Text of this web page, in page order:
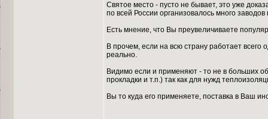
Святое место - пусто не бывает, это уже
по всей России организовалось много заводов
Есть мнение, что Вы преувеличиваете
В прочем, если на всю страну работает
реально.
Видимо если и применяют - то не в больших
прокладки и т.п.) так как для нужд
Вы то куда его применяете, поставка в Ваш